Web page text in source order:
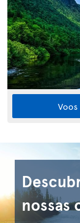
nossas